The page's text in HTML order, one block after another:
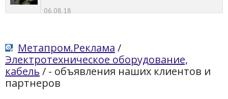
06.08.18
Метапром.Реклама /
Электротехническое оборудование,
кабель / - объявления наших клиентов и
партнеров